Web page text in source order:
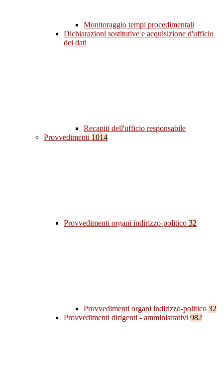
Monitoraggio tempi procedimentali
Dichiarazioni sostitutive e acquisizione d'ufficio
dei dati
Recapiti dell'ufficio responsabile
Provvedimenti 1014
Provvedimenti organi indirizzo-politico 32
Provvedimenti organi indirizzo-politico 32
Provvedimenti dirigenti - amministrativi 982